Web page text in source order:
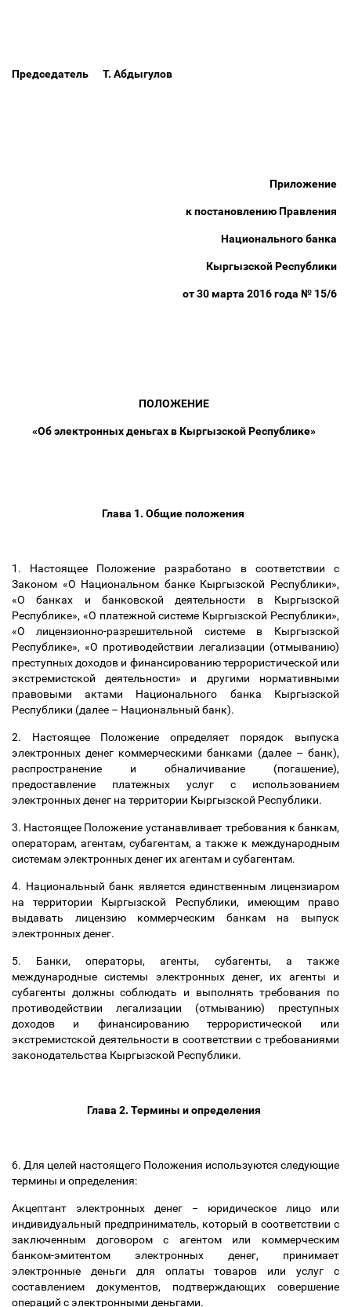
Председатель Т. Абдыгулов
Приложение
к постановлению Правления
Национального банка
Кыргызской Республики
от 30 марта 2016 года № 15/6
ПОЛОЖЕНИЕ
«Об электронных деньгах в Кыргызской Республике»
Глава 1. Общие положения
1. Настоящее Положение разработано в соответствии c
Законом «О Национальном банке Кыргызской Республики»,
«О банках и банковской деятельности в Кыргызской
Республике», «О платежной системе Кыргызской Республики»,
«О лицензионно-разрешительной системе в Кыргызской
Республике», «О противодействии легализации (отмыванию)
преступных доходов и финансированию террористической или
экстремистской деятельности» и другими нормативными
правовыми актами Национального банка Кыргызской
Республики (далее – Национальный банк).
2. Настоящее Положение определяет порядок выпуска
электронных денег коммерческими банками (далее – банк),
распространение и обналичивание (погашение),
предоставление платежных услуг с использованием
электронных денег на территории Кыргызской Республики.
3. Настоящее Положение устанавливает требования к банкам,
операторам, агентам, субагентам, а также к международным
системам электронных денег их агентам и субагентам.
4. Национальный банк является единственным лицензиаром
на территории Кыргызской Республики, имеющим право
выдавать лицензию коммерческим банкам на выпуск
электронных денег.
5. Банки, операторы, агенты, субагенты, а также
международные системы электронных денег, их агенты и
субагенты должны соблюдать и выполнять требования по
противодействии легализации (отмыванию) преступных
доходов и финансированию террористической или
экстремистской деятельности в соответствии с требованиями
законодательства Кыргызской Республики.
Глава 2. Термины и определения
6. Для целей настоящего Положения используются следующие
термины и определения:
Акцептант электронных денег − юридическое лицо или
индивидуальный предприниматель, который в соответствии с
заключенным договором с агентом или коммерческим
банком-эмитентом электронных денег, принимает
электронные деньги для оплаты товаров или услуг с
составлением документов, подтверждающих совершение
операций с электронными деньгами.